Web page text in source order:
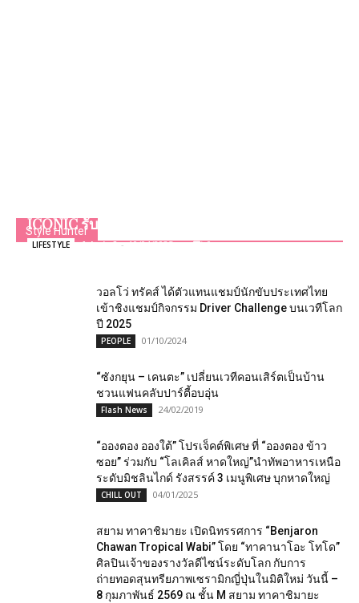
Style Hunter
ICONIC รับสงกรานต์
LIFESTYLE Admin2 - 10/04/2025 0
วอลโว่ ทรัคส์ ได้ตัวแทนแชมป์นักขับประเทศไทย
เข้าชิงแชมป์กิจกรรม Driver Challenge บนเวทีโลก
ปี 2025
PEOPLE 01/10/2024
“ซังกยุน – เคนตะ” เปลี่ยนเวทีคอนเสิร์ตเป็นบ้าน
ชวนแฟนคลับปาร์ตี้อบอุ่น
Flash News 24/02/2019
“อองตอง อองใต้” โปรเจ็คต์พิเศษ ที่ “อองตอง ข้าว
ซอย” ร่วมกับ “โลเคิลส์ หาดใหญ่”นำทัพอาหารเหนือ
ระดับมิชลินไกด์ รังสรรค์ 3 เมนูพิเศษ บุกหาดใหญ่
CHILL OUT 04/01/2025
สยาม ทาคาชิมายะ เปิดนิทรรศการ “Benjaron
Chawan Tropical Wabi” โดย “ทาคานาโอะ โทโด”
ศิลปินเจ้าของรางวัลดีไซน์ระดับโลก กับการ
ถ่ายทอดสุนทรียภาพเซรามิกญี่ปุ่นในมิติใหม่ วันนี้ –
8 กุมภาพันธ์ 2569 ณ ชั้น M สยาม ทาคาชิมายะ